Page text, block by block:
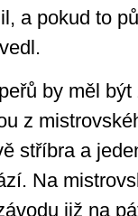
a pokud to
by měl být
z
stříbra a
Na
již na